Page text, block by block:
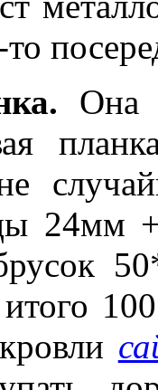
Она
24мм
итого